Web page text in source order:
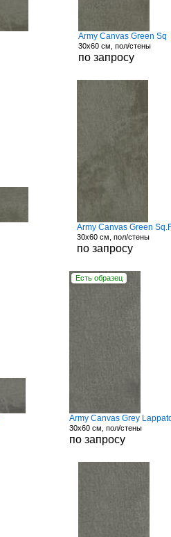
Army Canvas Green Sq
30x60 см, пол/стены
по запросу
Army Canvas Green
30x60 см, пол/стены
по запросу
Есть образец
Army Canvas Grey
30x60 см, пол/стены
по запросу